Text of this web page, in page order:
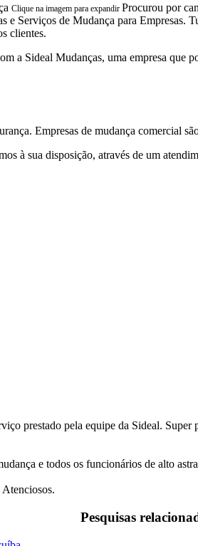
Clique na imagem para expandir Procurou por
Serviços de Mudança para Empresas.
clientes.
a Sideal Mudanças, uma empresa que
Empresas de mudança comercial
à sua disposição, através de um
prestado pela equipe da Sideal.
e todos os funcionários de alto
Pesquisas